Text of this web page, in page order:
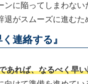
ンに陥ってしまわな
退がスムーズに進むた
連絡する』
あれば、なるべく早